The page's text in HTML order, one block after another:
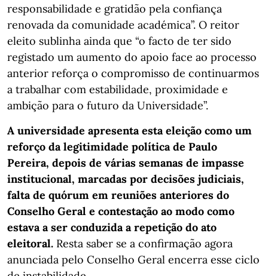
responsabilidade e gratidão pela confiança
renovada da comunidade académica”. O reitor
eleito sublinha ainda que “o facto de ter sido
registado um aumento do apoio face ao processo
anterior reforça o compromisso de continuarmos
a trabalhar com estabilidade, proximidade e
ambição para o futuro da Universidade”.
A universidade apresenta esta eleição como um
reforço da legitimidade política de Paulo
Pereira, depois de várias semanas de impasse
institucional, marcadas por decisões judiciais,
falta de quórum em reuniões anteriores do
Conselho Geral e contestação ao modo como
estava a ser conduzida a repetição do ato
eleitoral. Resta saber se a confirmação agora
anunciada pelo Conselho Geral encerra esse ciclo